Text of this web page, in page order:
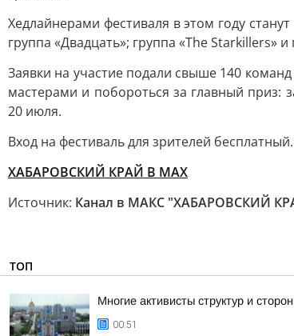
Хедлайнерами фестиваля в этом году
группа «Двадцать»; группа «The Starkillers»
Заявки на участие подали свыше 140
мастерами и побороться за главный приз:
20 июля.
Вход на фестиваль для зрителей
ХАБАРОВСКИЙ КРАЙ В МАХ
Источник: Канал в МАКС "ХАБАРОВСКИЙ
ТОП
Многие активисты структур и
00:51